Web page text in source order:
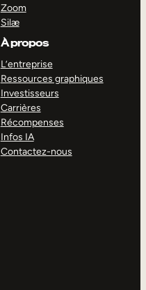
Zoom
Silæ
À propos
L’entreprise
Ressources graphiques
Investisseurs
Carrières
Récompenses
Infos IA
Contactez-nous